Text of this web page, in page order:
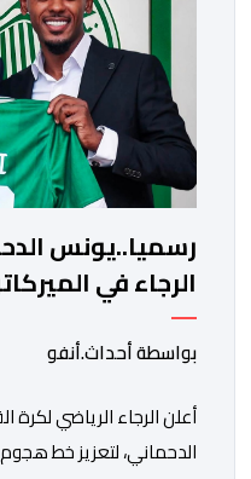
رسميا..يونس
الرجاء في
بواسطة أحداث.أنفو
أعلن الرجاء الرياضي
الدحماني، لتعزيز خط